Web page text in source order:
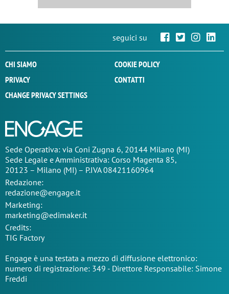
seguici su
CHI SIAMO
COOKIE POLICY
PRIVACY
CONTATTI
CHANGE PRIVACY SETTINGS
Sede Operativa: via Coni Zugna 6, 20144 Milano (MI)
Sede Legale e Amministrativa: Corso Magenta 85,
20123 – Milano (MI) – P.IVA 08421160964
Redazione:
redazione@engage.it
Marketing:
marketing@edimaker.it
Credits:
TIG Factory
Engage è una testata a mezzo di diffusione elettronico:
numero di registrazione: 349 - Direttore Responsabile: Simone
Freddi